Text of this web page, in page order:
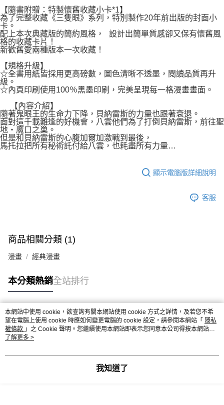
時審查核予不同之上限額度；若仍有額度不足之情形，本公司將視審查結果
請求用戶進行身份認證。
５．嚴禁一人註冊多個帳號或使用他人資訊註冊。若發現惡意使用之情形，
恩沛科技股份有限公司將有權停止該用戶之使用額度並採取法律行動。
國家/地區配送 查看運費
【隨書附贈：特製懷舊收藏小卡*1】
為了完整收藏《三隻眼》系列，特別製作20年前出版的封面小
卡。
配上本次典藏版的簡約風格， 設計出簡單質感卻又保有懷舊風
格的收藏卡片！
新歡舊愛兩種版本一次收藏！
【規格升級】
☆全書用紙皆採用更高磅數，圖色清晰不透墨，閱讀品質再升
級。
☆內頁印刷使用100％黑墨印刷，完美呈現每一格漫畫畫面。
【內容介紹】
隨著鬼眼王的生命力下降，貝納雷斯的力量也跟著衰退。
面對這千載難逢的好機會，八雲他們為了打倒貝納雷斯，前往聖
地‧魔口之巢。
但是和貝納雷斯的心腹加爾加激戰到最後，
馬托拉把所有秘術託付給八雲，也耗盡所有力量…
顯示電腦版詳細說明
客服
商品相關分類 (1)
漫畫 經典漫畫
本分類熱銷全站排行
熱門標籤
本網站中使用 cookie，欲查詢有關本網站使用 cookie 方式之詳情，及若您不希
望在電腦上使用 cookie 時應如何變更電腦的 cookie 設定，請參閱本網站「 隱私
權條款 」之 Cookie 聲明。您繼續使用本網站即表示您同意本公司得按本網站使
用條款之 Cookie 聲明使用 cookie。
了解更多 >
我知道了